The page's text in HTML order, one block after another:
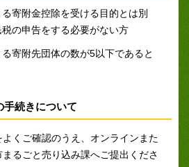
寄附金控除を受ける目的とは別
の申告をする必要がない方
寄附先団体の数が5以下であると
手続きについて
くご確認のうえ、オンラインまた
るごと売り込み課へご提出くださ